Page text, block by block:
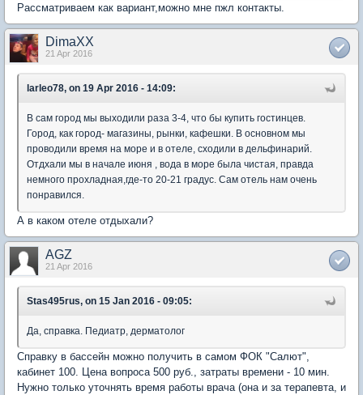
Рассматриваем как вариант,можно мне пжл контакты.
DimaXX
21 Apr 2016
larleo78, on 19 Apr 2016 - 14:09:
В сам город мы выходили раза 3-4, что бы купить гостинцев.
Город, как город- магазины, рынки, кафешки. В основном мы
проводили время на море и в отеле, сходили в дельфинарий.
Отдхали мы в начале июня , вода в море была чистая, правда
немного прохладная,где-то 20-21 градус. Сам отель нам очень
понравился.
А в каком отеле отдыхали?
AGZ
21 Apr 2016
Stas495rus, on 15 Jan 2016 - 09:05:
Да, справка. Педиатр, дерматолог
Справку в бассейн можно получить в самом ФОК "Салют",
кабинет 100. Цена вопроса 500 руб., затраты времени - 10 мин.
Нужно только уточнять время работы врача (она и за терапевта, и